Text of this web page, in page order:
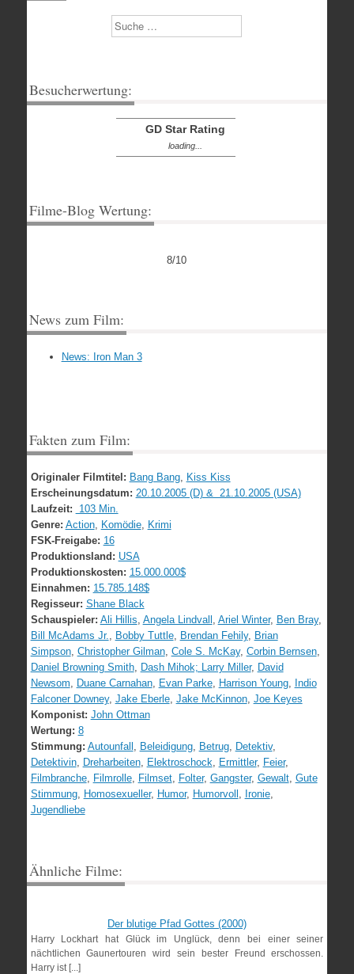
Suchen
Besucherwertung:
GD Star Rating
loading...
Filme-Blog Wertung:
8/10
News zum Film:
News: Iron Man 3
Fakten zum Film:
Originaler Filmtitel: Bang Bang, Kiss Kiss
Erscheinungsdatum: 20.10.2005 (D) & 21.10.2005 (USA)
Laufzeit:
103 Min.
Genre: Action, Komödie, Krimi
FSK-Freigabe: 16
Produktionsland: USA
Produktionskosten: 15.000.000$
Einnahmen: 15.785.148$
Regisseur: Shane Black
Schauspieler: Ali Hillis Angela Lindvall Ariel Winter, Ben Bray,
Bill McAdams Jr.
Bobby Tuttle, Brendan Fehily, Brian
Simpson, Christopher Gilman, Cole S. McKay, Corbin Bernsen,
Daniel Browning Smith, Dash Mihok; Larry Miller, David
Newsom
Duane Carnahan, Evan Parke, Harrison Young, Indio
Falconer Downey, Jake Eberle, Jake McKinnon, Joe Keyes
Komponist: John Ottman
Wertung: 8
Stimmung: Autounfall Beleidigung, Betrug, Detektiv,
Detektivin, Dreharbeiten, Elektroschock Ermittler, Feier,
Filmbranche, Filmrolle, Filmset, Folter, Gangster, Gewalt, Gute
Stimmung, Homosexueller, Humor, Humorvoll Ironie,
Jugendliebe
Ähnliche Filme:
Der blutige Pfad Gottes (2000)
Harry Lockhart hat Glück im Unglück, denn bei einer seiner
nächtlichen Gaunertouren wird sein bester Freund erschossen.
Harry ist [...]